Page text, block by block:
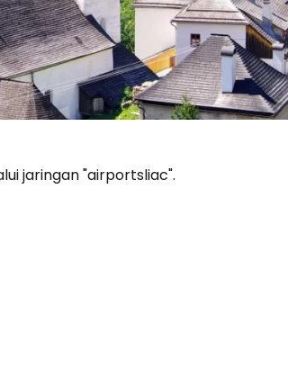
jaringan "airportsliac".
ke Cestee